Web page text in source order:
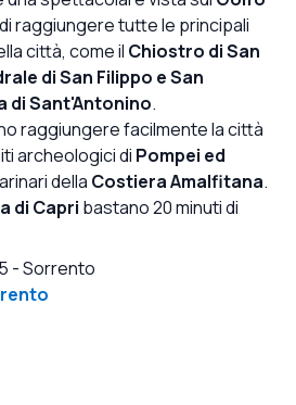
- calma, accogliente e
Ha creato l'ambiente perfetto
giornate alla scoperta di
in un batter d'occhio!
raggiungere tutte le principali
città, come il Chiostro di San
di San Filippo e San
di Sant'Antonino.
raggiungere facilmente la città
archeologici di Pompei ed
della Costiera Amalfitana.
di Capri bastano 20 minuti di
-Sorrento